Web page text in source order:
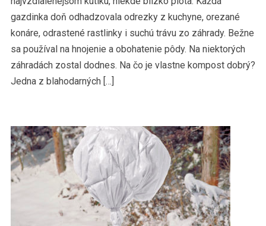
gazdinka doň odhadzovala odrezky z kuchyne, orezané
konáre, odrastené rastlinky i suchú trávu zo záhrady. Bežne
sa používal na hnojenie a obohatenie pôdy. Na niektorých
záhradách zostal dodnes. Na čo je vlastne kompost dobrý?
Jedna z blahodarných […]